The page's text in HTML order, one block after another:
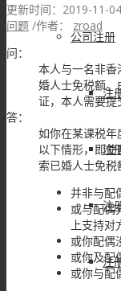
公司注册
注
注
注
注
更新时间：2019-11-
问题 /作者： zroad
问：
本人与一名非
婚人士免税额
证，本人需要提
答：
如你在某课税
以下情形，即
索已婚人士免税
并非与配
或与配偶
上支持对
或你配偶
或你及配
或你与配